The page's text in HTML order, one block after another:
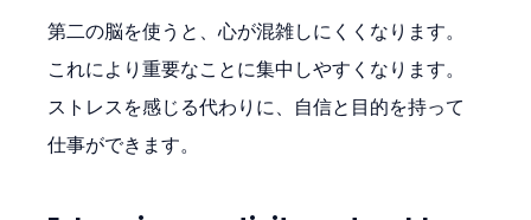
第二の脳を使うと、心が混雑しにくくなります。
これにより重要なことに集中しやすくなります。
ストレスを感じる代わりに、自信と目的を持って
仕事ができます。